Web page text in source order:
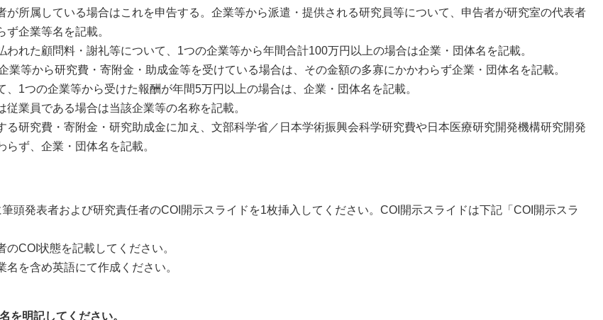
所属している場合はこれを申告する。企業等から派遣・提供される研究員等について、申告者が研究室の代表者
企業等名を記載。
れた顧問料・謝礼等について、1つの企業等から年間合計100万円以上の場合は企業・団体名を記載。
等から研究費・寄附金・助成金等を受けている場合は、その金額の多寡にかかわらず企業・団体名を記載。
1つの企業等から受けた報酬が年間5万円以上の場合は、企業・団体名を記載。
業員である場合は当該企業等の名称を記載。
研究費・寄附金・研究助成金に加え、文部科学省／日本学術振興会科学研究費や日本医療研究開発機構研究開発
ず、企業・団体名を記載。
頭発表者および研究責任者のCOI開示スライドを1枚挿入してください。COI開示スライドは下記「COI開示スラ
COI状態を記載してください。
を含め英語にて作成ください。
を明記してください。